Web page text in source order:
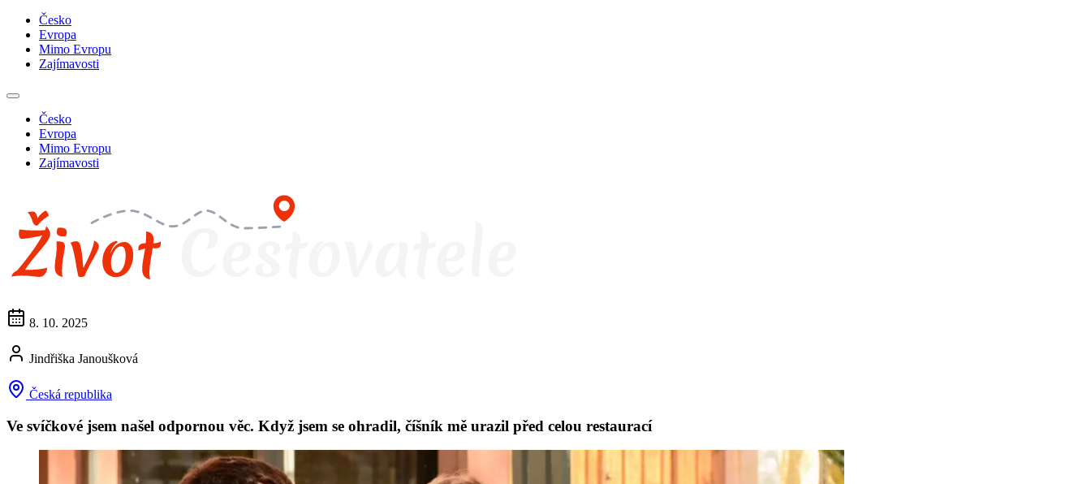
Česko
Evropa
Mimo Evropu
Zajímavosti
Česko
Evropa
Mimo Evropu
Zajímavosti
8. 10. 2025
Jindřiška Janoušková
Česká republika
Ve svíčkové jsem našel odpornou věc. Když jsem se ohradil, číšník mě urazil před celou restaurací